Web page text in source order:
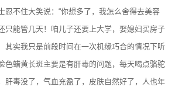
忍不住大笑说：“你想多了，我怎么舍得去美容
只能管几天！咱儿子还要上大学，娶媳妇买房子
其实我只是前段时间在一次机缘巧合的情况下听
色蜡黄长斑主要是有肝毒的问题，每天喝点骆驼
肝毒没了，气血充盈了，皮肤自然好了，人也年